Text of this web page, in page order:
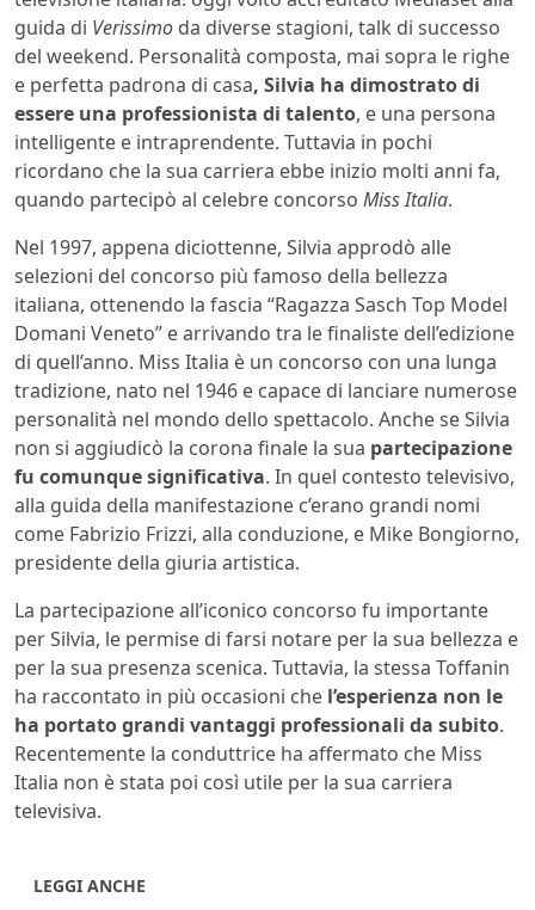
guida di Verissimo da diverse stagioni, talk di successo
del weekend. Personalità composta, mai sopra le righe
e perfetta padrona di casa, Silvia ha dimostrato di
essere una professionista di talento, e una persona
intelligente e intraprendente. Tuttavia in pochi
ricordano che la sua carriera ebbe inizio molti anni fa,
quando partecipò al celebre concorso Miss Italia.
Nel 1997, appena diciottenne, Silvia approdò alle
selezioni del concorso più famoso della bellezza
italiana, ottenendo la fascia “Ragazza Sasch Top Model
Domani Veneto” e arrivando tra le finaliste dell’edizione
di quell’anno. Miss Italia è un concorso con una lunga
tradizione, nato nel 1946 e capace di lanciare numerose
personalità nel mondo dello spettacolo. Anche se Silvia
non si aggiudicò la corona finale la sua partecipazione
fu comunque significativa. In quel contesto televisivo,
alla guida della manifestazione c’erano grandi nomi
come Fabrizio Frizzi, alla conduzione, e Mike Bongiorno,
presidente della giuria artistica.
La partecipazione all’iconico concorso fu importante
per Silvia, le permise di farsi notare per la sua bellezza e
per la sua presenza scenica. Tuttavia, la stessa Toffanin
ha raccontato in più occasioni che l’esperienza non le
ha portato grandi vantaggi professionali da subito.
Recentemente la conduttrice ha affermato che Miss
Italia non è stata poi così utile per la sua carriera
televisiva.
LEGGI ANCHE